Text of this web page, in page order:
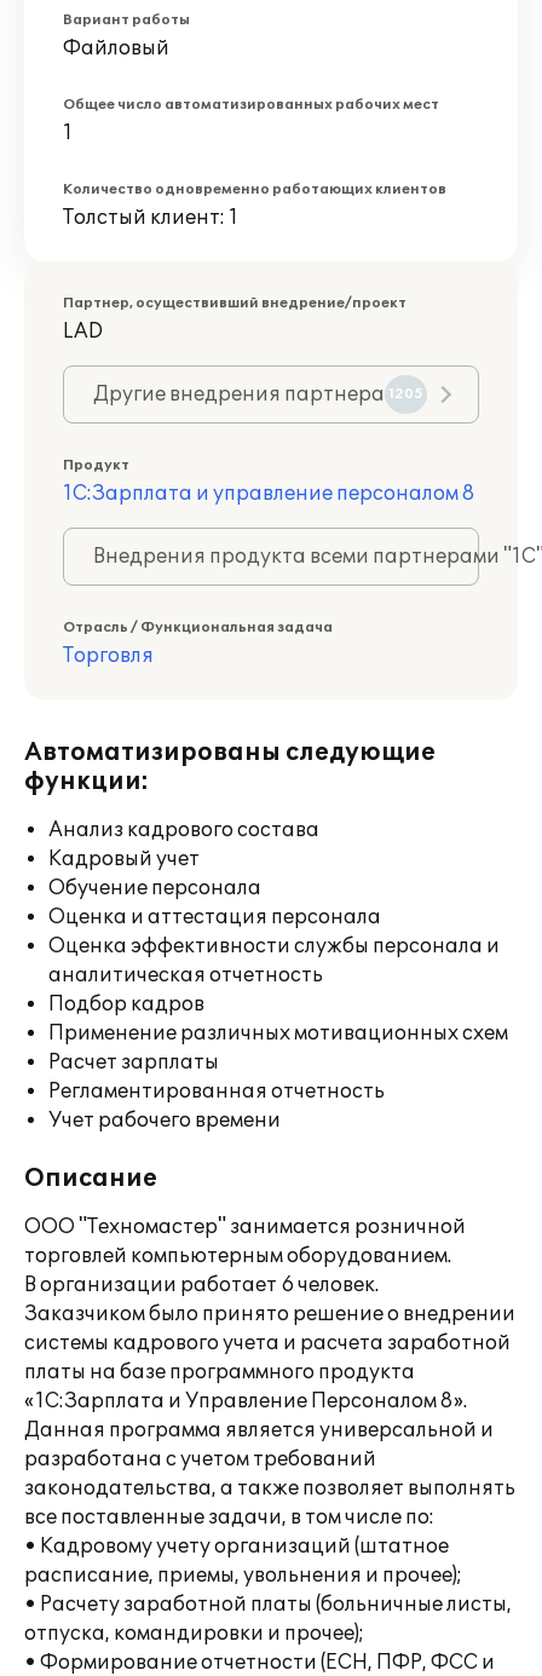
Вариант работы
Файловый
Общее число автоматизированных рабочих мест
1
Количество одновременно работающих клиентов
Толстый клиент: 1
Партнер, осуществивший внедрение/проект
LAD
Другие внедрения партнера 1205
Продукт
1С:Зарплата и управление персоналом 8
Внедрения продукта всеми партнерами
Отрасль / Функциональная задача
Торговля
Автоматизированы следующие
функции:
Анализ кадрового состава
Кадровый учет
Обучение персонала
Оценка и аттестация персонала
Оценка эффективности службы персонала и
аналитическая отчетность
Подбор кадров
Применение различных мотивационных схем
Расчет зарплаты
Регламентированная отчетность
Учет рабочего времени
Описание
ООО "Техномастер" занимается розничной
торговлей компьютерным оборудованием.
В организации работает 6 человек.
Заказчиком было принято решение о внедрении
системы кадрового учета и расчета заработной
платы на базе программного продукта
«1С:Зарплата и Управление Персоналом 8».
Данная программа является универсальной и
разработана с учетом требований
законодательства, а также позволяет выполнять
все поставленные задачи, в том числе по:
• Кадровому учету организаций (штатное
расписание, приемы, увольнения и прочее);
• Расчету заработной платы (больничные листы,
отпуска, командировки и прочее);
• Формирование отчетности (ЕСН, ПФР, ФСС и